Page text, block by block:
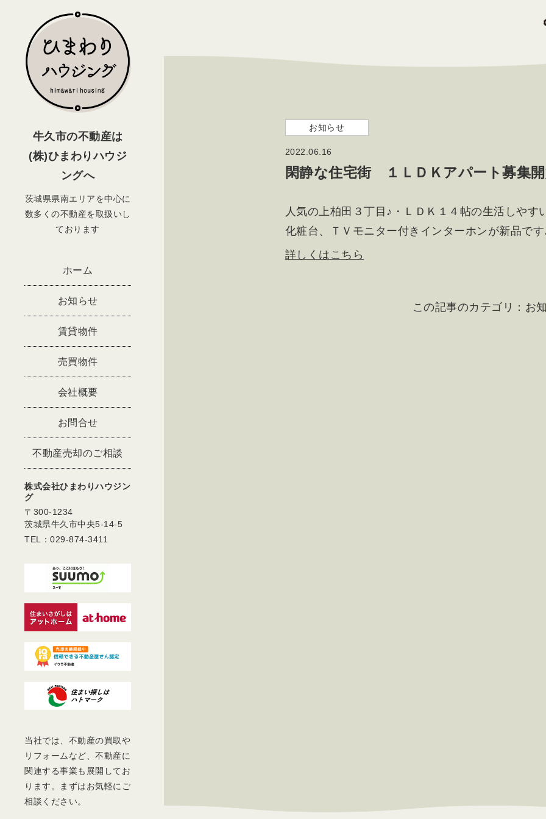
牛久市の不動産は
(株)ひまわりハウジ
ングへ
茨城県県南エリアを中心に
数多くの不動産を取扱いし
ております
ホーム
お知らせ
賃貸物件
売買物件
会社概要
お問合せ
不動産売却のご相談
株式会社ひまわりハウジン
グ
〒300-1234
茨城県牛久市中央5-14-5
TEL：029-874-3411
当社では、不動産の買取や
リフォームなど、不動産に
関連する事業も展開してお
ります。まずはお気軽にご
相談ください。
お知らせ
2022.06.16
閑静な住宅街 １ＬＤＫアパート募集
人気の上柏田３丁目♪・ＬＤＫ１４帖の生活しやす
化粧台、ＴＶモニター付きインターホンが新品です
詳しくはこちら
この記事のカテゴリ： お